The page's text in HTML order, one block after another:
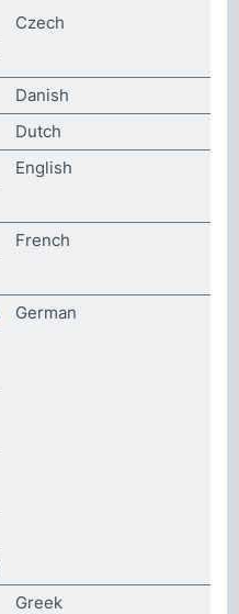
Czech
Danish
Dutch
English
French
German
Greek